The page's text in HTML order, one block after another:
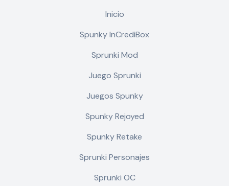
Inicio
Spunky InCrediBox
Sprunki Mod
Juego Sprunki
Juegos Spunky
Spunky Rejoyed
Spunky Retake
Sprunki Personajes
Sprunki OC